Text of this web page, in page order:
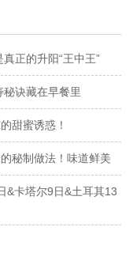
正的升阳“王中王”
诀藏在早餐里
甜蜜诱惑！
秘制做法！味道鲜美
&卡塔尔9日&土耳其13